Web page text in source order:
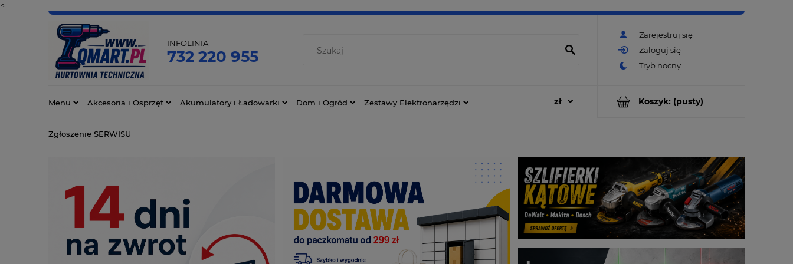
<
Zarejestruj się
Zaloguj się
INFOLINIA
732 220 955
Koszyk: (pusty)
Menu Akcesoria i Osprzęt Akumulatory i Ładowarki Dom i Ogród Zestawy Elektronarzędzi
Zgłoszenie SERWISU